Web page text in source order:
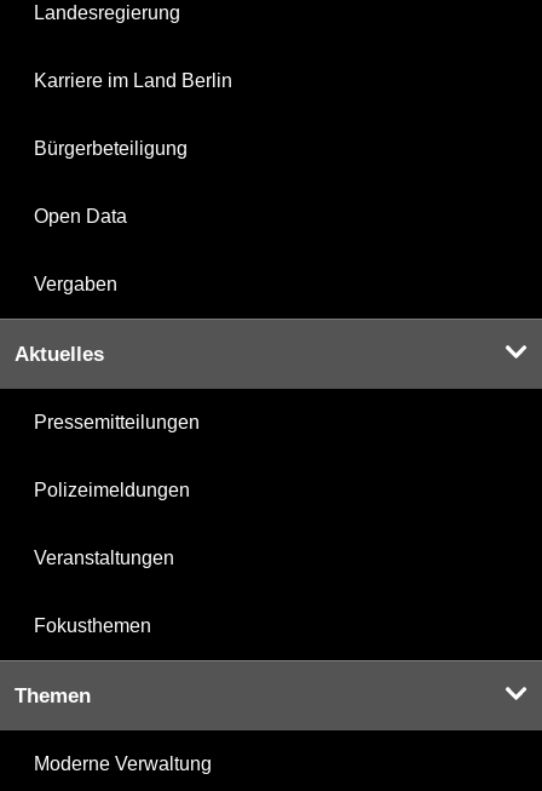
Landesregierung
Karriere im Land Berlin
Bürgerbeteiligung
Open Data
Vergaben
Aktuelles
Pressemitteilungen
Polizeimeldungen
Veranstaltungen
Fokusthemen
Themen
Moderne Verwaltung